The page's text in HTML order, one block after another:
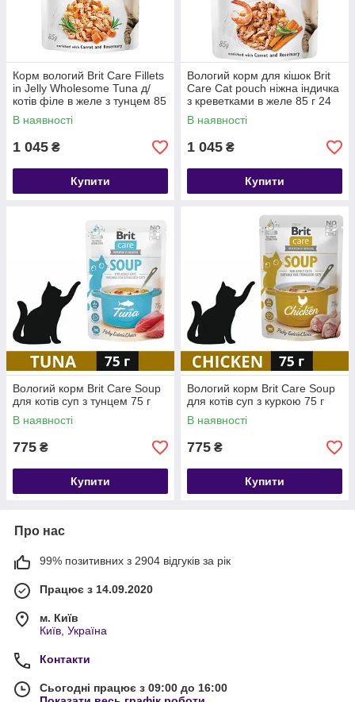
Корм вологий Brit Care Fillets
in Jelly Wholesome Tuna д/
котів філе в желе з тунцем 85
г 24 шт
В наявності
1 045 ₴
Купити
Вологий корм для кішок Brit
Care Cat pouch ніжна індичка
з креветками в желе 85 г 24
шт
В наявності
1 045 ₴
Купити
Вологий корм Brit Care Soup
для котів суп з тунцем 75 г
В наявності
775 ₴
Купити
Вологий корм Brit Care Soup
для котів суп з куркою 75 г
В наявності
775 ₴
Купити
Про нас
99% позитивних з 2904 відгуків за рік
Працює з 14.09.2020
м. Київ
Київ, Україна
Контакти
Сьогодні працює з 09:00 до 16:00